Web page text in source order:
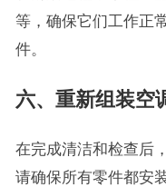
等，确保它们工作正
件。
六、重新组装空
在完成清洁和检查后
请确保所有零件都安